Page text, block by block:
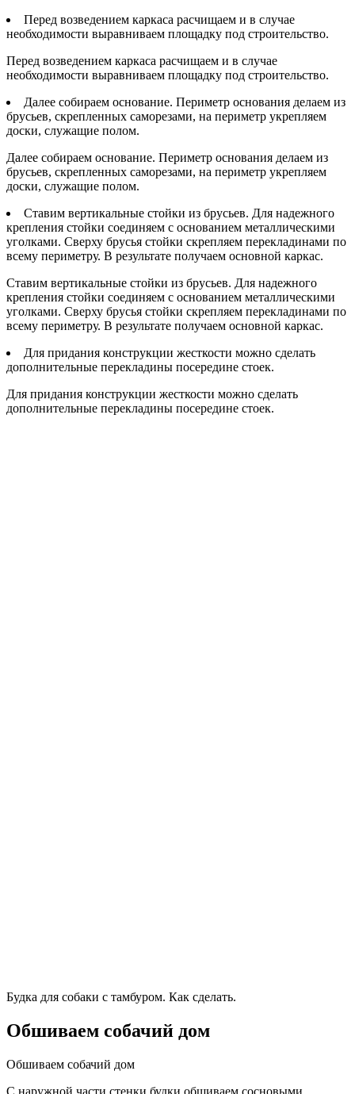
Перед возведением каркаса расчищаем и в случае
необходимости выравниваем площадку под строительство.
Перед возведением каркаса расчищаем и в случае
необходимости выравниваем площадку под строительство.
Далее собираем основание. Периметр основания делаем из
брусьев, скрепленных саморезами, на периметр укрепляем
доски, служащие полом.
Далее собираем основание. Периметр основания делаем из
брусьев, скрепленных саморезами, на периметр укрепляем
доски, служащие полом.
Ставим вертикальные стойки из брусьев. Для надежного
крепления стойки соединяем с основанием металлическими
уголками. Сверху брусья стойки скрепляем перекладинами по
всему периметру. В результате получаем основной каркас.
Ставим вертикальные стойки из брусьев. Для надежного
крепления стойки соединяем с основанием металлическими
уголками. Сверху брусья стойки скрепляем перекладинами по
всему периметру. В результате получаем основной каркас.
Для придания конструкции жесткости можно сделать
дополнительные перекладины посередине стоек.
Для придания конструкции жесткости можно сделать
дополнительные перекладины посередине стоек.
Будка для собаки с тамбуром. Как сделать.
Обшиваем собачий дом
Обшиваем собачий дом
С наружной части стенки будки обшиваем сосновыми